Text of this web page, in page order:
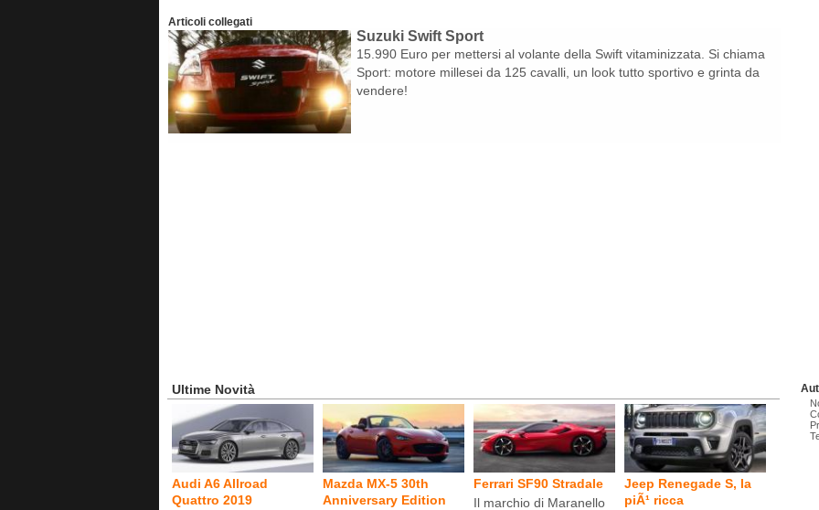
Articoli collegati
Suzuki Swift Sport
15.990 Euro per mettersi al volante della Swift vitaminizzata. Si chiama
Sport: motore millesei da 125 cavalli, un look tutto sportivo e grinta da
vendere!
Ultime Novità
Audi A6 Allroad
Quattro 2019
Mazda MX-5 30th
Anniversary Edition
Ferrari SF90 Stradale
Il marchio di Maranello
Jeep Renegade S, la
piÃ¹ ricca